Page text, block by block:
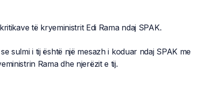
të kryeministrit Edi Rama ndaj SPAK.
sulmi i tij është një mesazh i koduar ndaj SPAK me
Rama dhe njerëzit e tij.